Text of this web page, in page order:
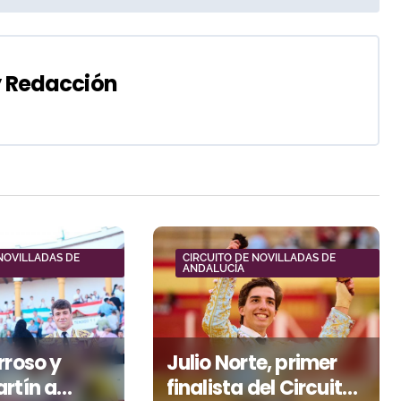
Redacción
DE
y
a
CIRCUITO DE NOVILLADAS DE
ANDALUCÍA
Julio Norte, primer
finalista del Circuito